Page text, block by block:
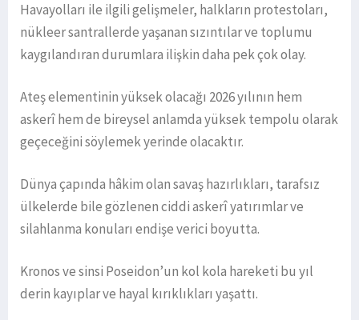
Havayolları ile ilgili gelişmeler, halkların protestoları,
nükleer santrallerde yaşanan sızıntılar ve toplumu
kaygılandıran durumlara ilişkin daha pek çok olay.
Ateş elementinin yüksek olacağı 2026 yılının hem
askerî hem de bireysel anlamda yüksek tempolu olarak
geçeceğini söylemek yerinde olacaktır.
Dünya çapında hâkim olan savaş hazırlıkları, tarafsız
ülkelerde bile gözlenen ciddi askerî yatırımlar ve
silahlanma konuları endişe verici boyutta.
Kronos ve sinsi Poseidon’un kol kola hareketi bu yıl
derin kayıplar ve hayal kırıklıkları yaşattı.